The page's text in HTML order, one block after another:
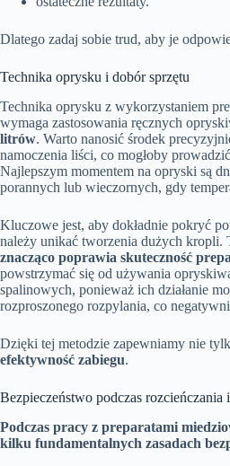
Dlatego zadaj sobie trud, aby je
Technika oprysku i dobór sprzętu
Technika oprysku z wykorzystaniem
wymaga zastosowania ręcznych
litrów. Warto nanosić środek
namoczenia liści, co mogłoby
Najlepszym momentem na opryski są
porannych lub wieczornych, gdy
Kluczowe jest, aby dokładnie pokryć
należy unikać tworzenia dużych kropli.
znacząco poprawia skuteczność
powstrzymać się od używania
spalinowych, ponieważ ich działanie
rozproszonego rozpylania, co
Dzięki tej metodzie zapewniamy nie
efektywność zabiegu.
Bezpieczeństwo podczas rozcieńczania
Podczas pracy z preparatami
kilku fundamentalnych zasadach